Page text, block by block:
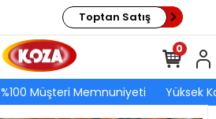
%100 Müşteri Memnuniyeti Yüksek
Toptan Satış
0